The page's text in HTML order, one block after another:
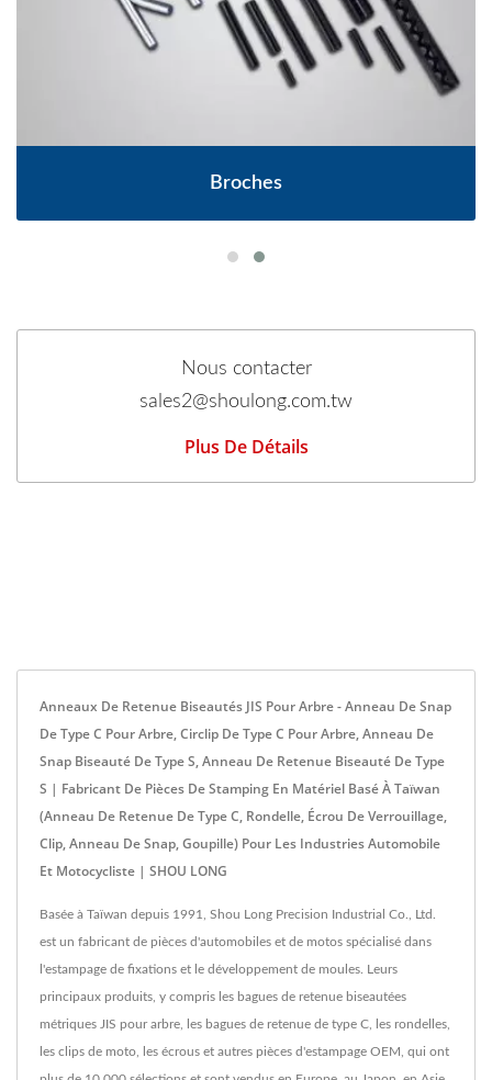
Broches
Nous contacter
sales2@shoulong.com.tw
Plus De Détails
Anneaux De Retenue Biseautés JIS Pour Arbre - Anneau De Snap
De Type C Pour Arbre, Circlip De Type C Pour Arbre, Anneau De
Snap Biseauté De Type S, Anneau De Retenue Biseauté De Type
S | Fabricant De Pièces De Stamping En Matériel Basé À Taïwan
(anneau De Retenue De Type C, Rondelle, Écrou De Verrouillage,
Clip, Anneau De Snap, Goupille) Pour Les Industries Automobile
Et Motocycliste | SHOU LONG
Basée à Taïwan depuis 1991, Shou Long Precision Industrial Co., Ltd.
est un fabricant de pièces d'automobiles et de motos spécialisé dans
l'estampage de fixations et le développement de moules. Leurs
principaux produits, y compris les bagues de retenue biseautées
métriques JIS pour arbre, les bagues de retenue de type C, les rondelles,
les clips de moto, les écrous et autres pièces d'estampage OEM, qui ont